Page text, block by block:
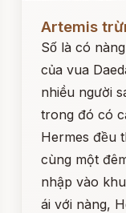
Artemis
Số là có
của vua
nhiều người
trong đó có
Hermes đều
cùng một
nhập vào
ái với nàng,